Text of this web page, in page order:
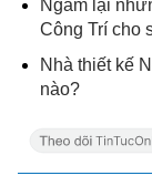
Ngắm lại
Công Trí cho
Nhà thiết kế
nào?